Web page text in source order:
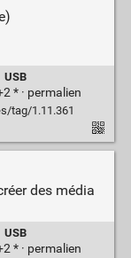
USB
* · permalien
tag/1.11.361
des média
USB
* · permalien